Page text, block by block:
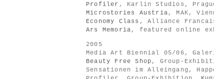
Profiler , Karlin Studios,
Microstories Austria , MAK,
Economy Class , Alliance
Ars Memoria , featured online
2005
Media Art Biennial 05/06,
Beauty Free Shop , Group-
Sensationen im Alleingang,